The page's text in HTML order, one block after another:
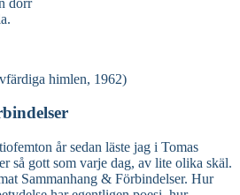
himlen, 1962)
år sedan läste jag i Tomas
så gott som varje dag, av lite olika skäl.
Sammanhang & Förbindelser. Hur